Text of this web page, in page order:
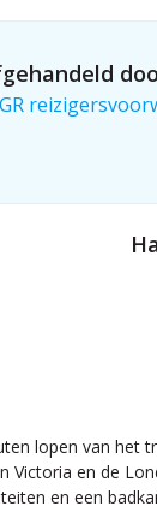
lopen van het
en de
en een